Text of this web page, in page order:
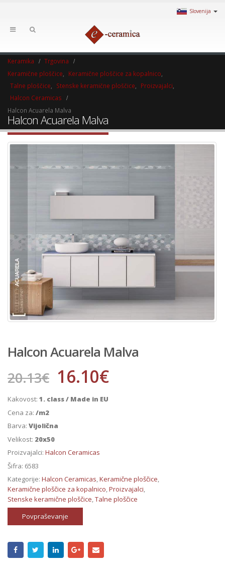
Slovenija
Keramika
Trgovina
Keramične ploščice
Keramične ploščice za kopalnico
Talne ploščice
Stenske keramične ploščice Proizvajalci
Halcon Ceramicas
Halcon Acuarela Malva
Halcon Acuarela Malva
Halcon Acuarela Malva
20.13€ 16.10€
Kakovost: 1. class / Made in EU
Cena za: /m2
Barva: Vijolična
Velikost: 20x50
Proizvajalci: Halcon Ceramicas
Šifra: 6583
Kategorije: Halcon Ceramicas,Keramične ploščice,
Keramične ploščice za kopalnico,Proizvajalci,
Stenske keramične ploščice,Talne ploščice
Povpraševanje